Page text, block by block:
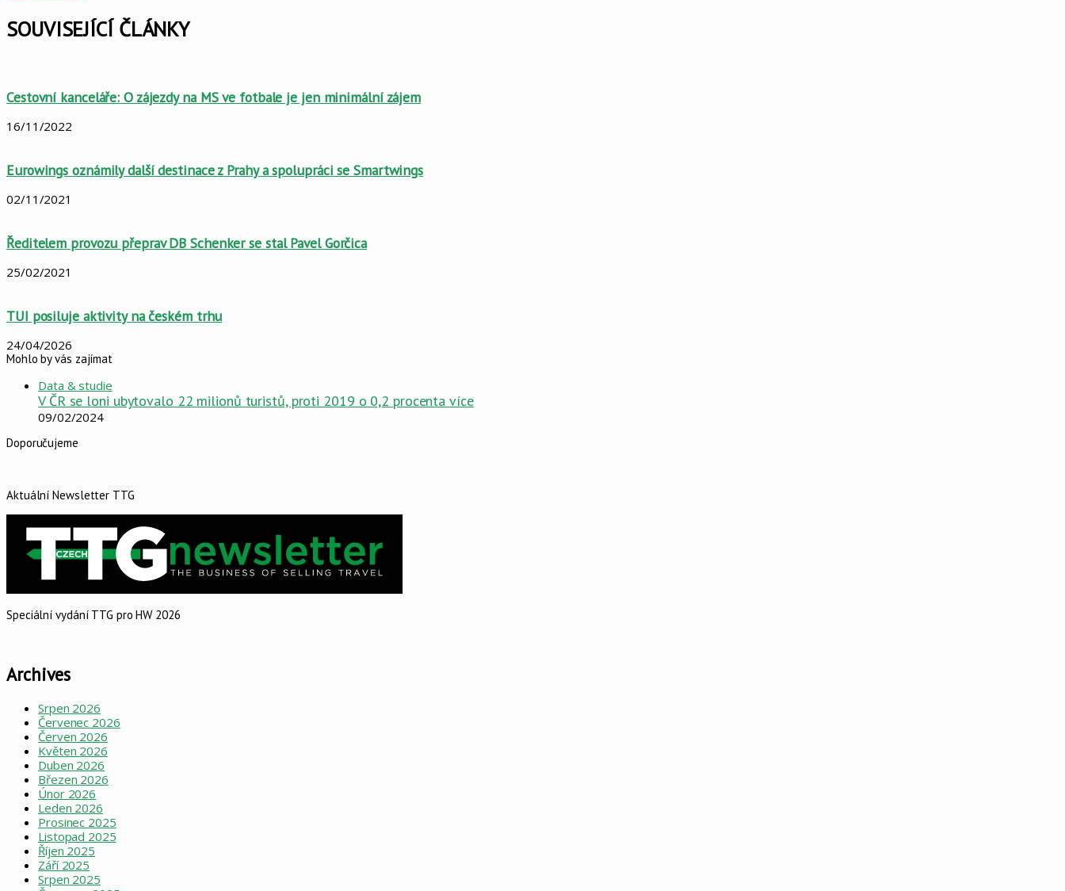
SOUVISEJÍCÍ ČLÁNKY
Cestovní kanceláře: O zájezdy na MS ve fotbale je jen minimální zájem
16/11/2022
Eurowings oznámily další destinace z Prahy a spolupráci se Smartwings
02/11/2021
Ředitelem provozu přeprav DB Schenker se stal Pavel Gorčica
25/02/2021
TUI posiluje aktivity na českém trhu
24/04/2026
Mohlo by vás zajímat
Data & studie
V ČR se loni ubytovalo 22 milionů turistů, proti 2019 o 0,2 procenta více
09/02/2024
Doporučujeme
Aktuální Newsletter TTG
Speciální vydání TTG pro HW 2026
Archives
Srpen 2026
Červenec 2026
Červen 2026
Květen 2026
Duben 2026
Březen 2026
Únor 2026
Leden 2026
Prosinec 2025
Listopad 2025
Říjen 2025
Září 2025
Srpen 2025